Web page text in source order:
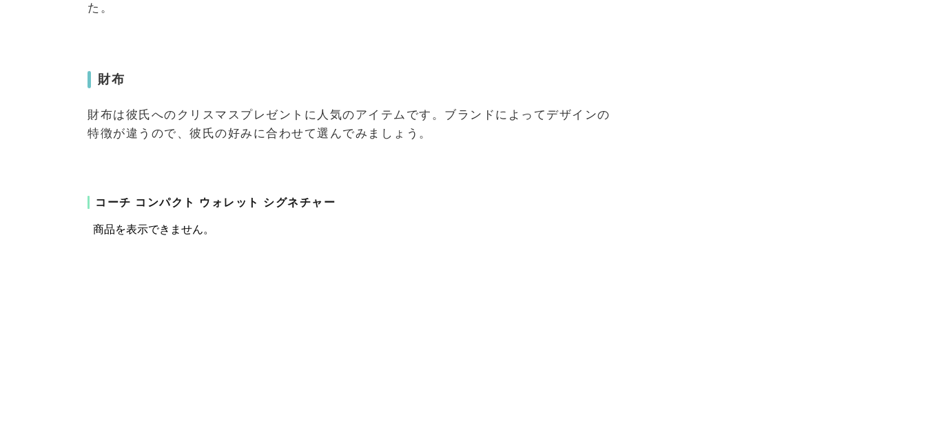
た。
財布
財布は彼氏へのクリスマスプレゼントに人気のアイテムです。ブランドによってデザインの
特徴が違うので、彼氏の好みに合わせて選んでみましょう。
コーチ コンパクト ウォレット シグネチャー